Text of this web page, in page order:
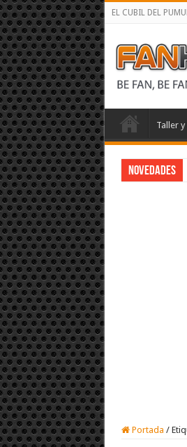
EL CUBIL DEL
Taller y
NOVEDADES
Portada /